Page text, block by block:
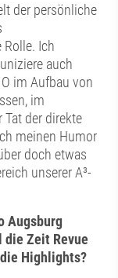
der persönliche
Rolle. Ich
auch
im Aufbau von
im
der direkte
meinen Humor
doch etwas
unserer A³-
Augsburg
die Zeit Revue
Highlights?